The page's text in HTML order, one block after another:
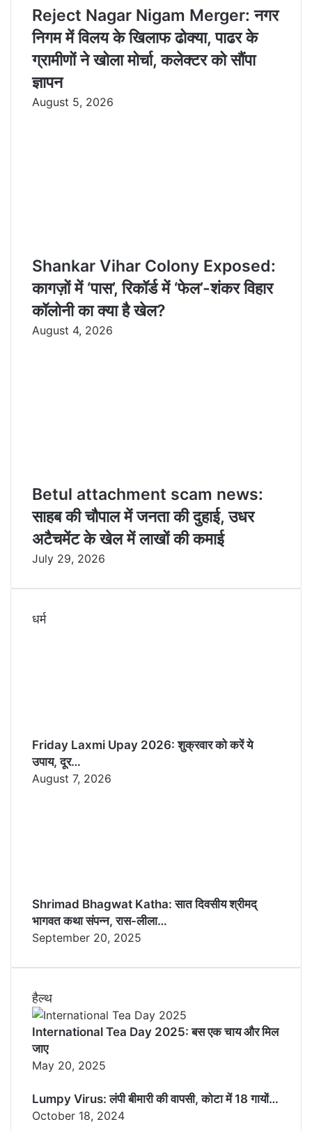
Reject Nagar Nigam Merger: नगर
निगम में विलय के खिलाफ ढोक्या, पाढर के
ग्रामीणों ने खोला मोर्चा, कलेक्टर को सौंपा
ज्ञापन
August 5, 2026
Shankar Vihar Colony Exposed:
कागज़ों में ‘पास’, रिकॉर्ड में ‘फेल’-शंकर विहार
कॉलोनी का क्या है खेल?
August 4, 2026
Betul attachment scam news:
साहब की चौपाल में जनता की दुहाई, उधर
अटैचमेंट के खेल में लाखों की कमाई
July 29, 2026
धर्म
Friday Laxmi Upay 2026: शुक्रवार को करें ये
उपाय, दूर…
August 7, 2026
Shrimad Bhagwat Katha: सात दिवसीय श्रीमद्
भागवत कथा संपन्न, रास-लीला…
September 20, 2025
हैल्थ
International Tea Day 2025: बस एक चाय और मिल
जाए
May 20, 2025
Lumpy Virus: लंपी बीमारी की वापसी, कोटा में 18 गायों…
October 18, 2024